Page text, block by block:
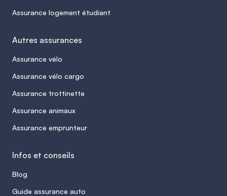
Assurance logement étudiant
Autres assurances
Assurance vélo
Assurance vélo cargo
Assurance trottinette
Assurance animaux
Assurance emprunteur
Infos et conseils
Blog
Guide assurance auto